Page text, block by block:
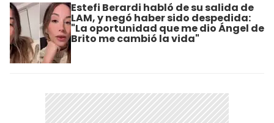
Estefi Berardi habló de su salida de
LAM, y negó haber sido despedida:
"La oportunidad que me dio Ángel de
Brito me cambió la vida"